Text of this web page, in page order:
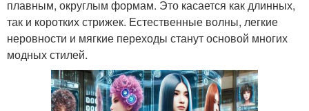
плавным, округлым формам. Это касается как длинных,
так и коротких стрижек. Естественные волны, легкие
неровности и мягкие переходы станут основой многих
модных стилей.